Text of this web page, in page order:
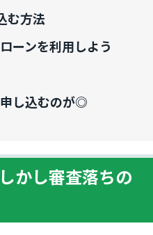
む方法
ーンを利用しよう
し込むのが◎
かし審査落ちの